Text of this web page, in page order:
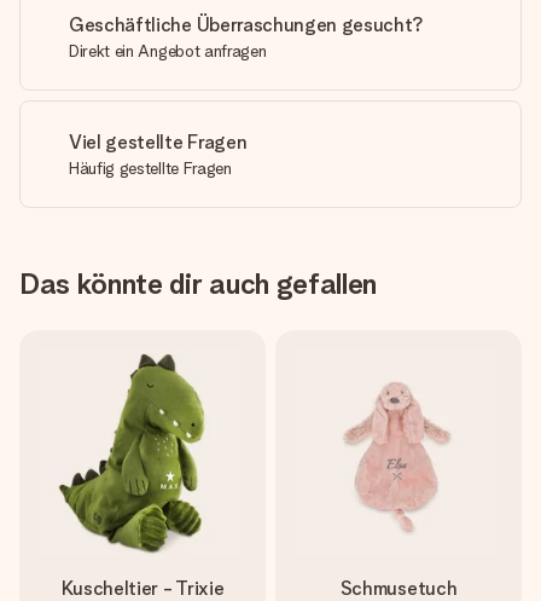
Geschäftliche Überraschungen gesucht?
Direkt ein Angebot anfragen
Viel gestellte Fragen
Häufig gestellte Fragen
Das könnte dir auch gefallen
Kuscheltier - Trixie Schmusetuch